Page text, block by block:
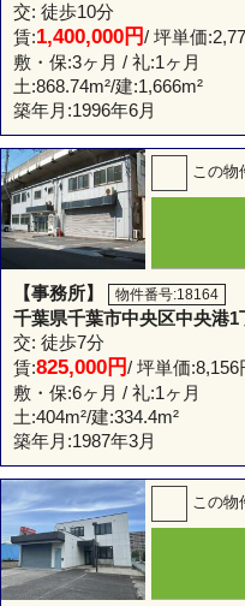
交: 徒歩10分
賃:1,400,000円/ 坪単価
敷・保:3ヶ月 / 礼:1ヶ月
土:868.74m²/建:1,666m²
築年月:1996年6月
この物
【事務所】 物件番号:18164
千葉県千葉市中央区中央港1
交: 徒歩7分
賃:825,000円/ 坪単価:8,156
敷・保:6ヶ月 / 礼:1ヶ月
土:404m²/建:334.4m²
築年月:1987年3月
この物